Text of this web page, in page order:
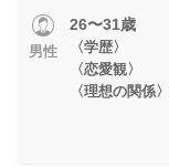
男性
26〜31歳
〈学歴〉
〈恋愛観〉
〈理想の関係